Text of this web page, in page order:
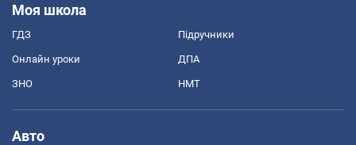
Моя школа
ГДЗ Підручники
Онлайн уроки ДПА
ЗНО НМТ
Авто